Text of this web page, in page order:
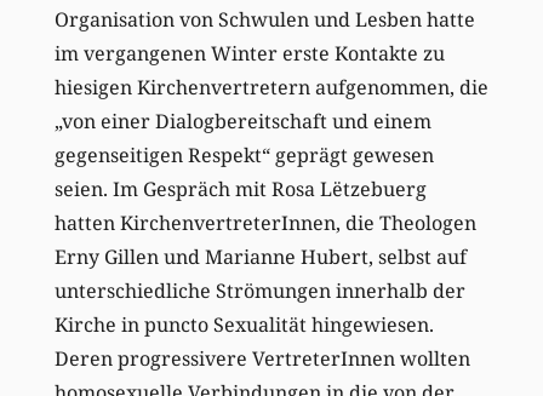
Organisation von Schwulen und Lesben hatte
im vergangenen Winter erste Kontakte zu
hiesigen Kirchenvertretern aufgenommen, die
„von einer Dialogbereitschaft und einem
gegenseitigen Respekt“ geprägt gewesen
seien. Im Gespräch mit Rosa Lëtzebuerg
hatten KirchenvertreterInnen, die Theologen
Erny Gillen und Marianne Hubert, selbst auf
unterschiedliche Strömungen innerhalb der
Kirche in puncto Sexualität hingewiesen.
Deren progressivere VertreterInnen wollten